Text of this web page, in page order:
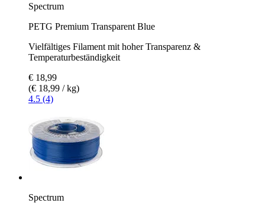
Spectrum
PETG Premium Transparent Blue
Vielfältiges Filament mit hoher Transparenz &
Temperaturbeständigkeit
€ 18,99
(€ 18,99 / kg)
4.5 (4)
Spectrum